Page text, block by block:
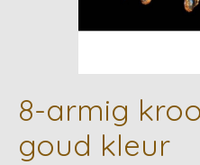
8-armig
goud kleur